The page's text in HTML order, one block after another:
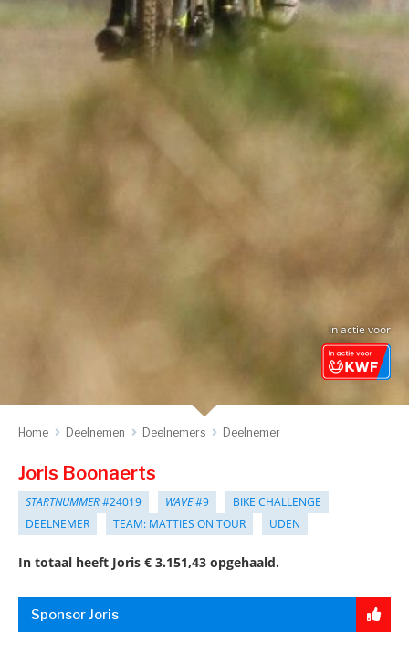
In actie voor
Home Deelnemen Deelnemers Deelnemer
Joris Boonaerts
STARTNUMMER#24019 WAVE#9
BIKE CHALLENGE
DEELNEMER
TEAM: MATTIES ON TOUR UDEN
In totaal heeft Joris € 3.151,43 opgehaald.
Sponsor Joris